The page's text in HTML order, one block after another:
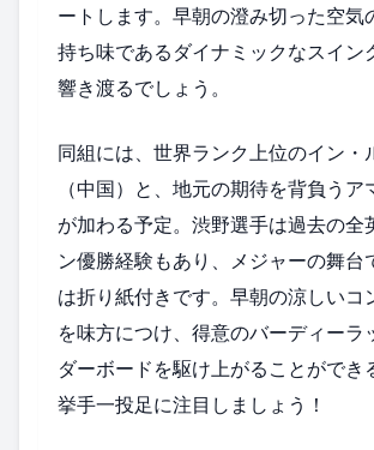
ートします。早朝の澄み切った空気
持ち味であるダイナミックなスイン
響き渡るでしょう。
同組には、世界ランク上位のイン・
（中国）と、地元の期待を背負う
が加わる予定。渋野選手は過去の全
ン優勝経験もあり、メジャーの舞台
は折り紙付きです。早朝の涼しいコ
を味方につけ、得意のバーディーラ
ダーボードを駆け上がることができ
挙手一投足に注目しましょう！